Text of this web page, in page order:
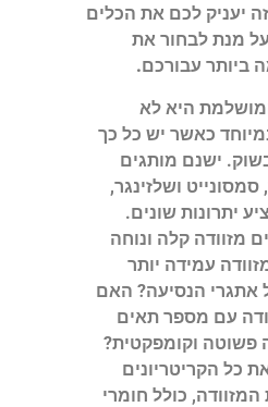
יעניק לכם את הכלים
מנת לבחור את
ביותר עבורכם.
היא לא
כאשר יש כל כך
ישנם מותגים
סמסונייט ושלזינגר,
יתרונות שונים.
קלה ונוחה
עמידה יותר
אתגרי הנסיעה? האם
עם מספר תאים
פשוטה וקומפקטית?
כל הקריטריונים
כולל חומרי